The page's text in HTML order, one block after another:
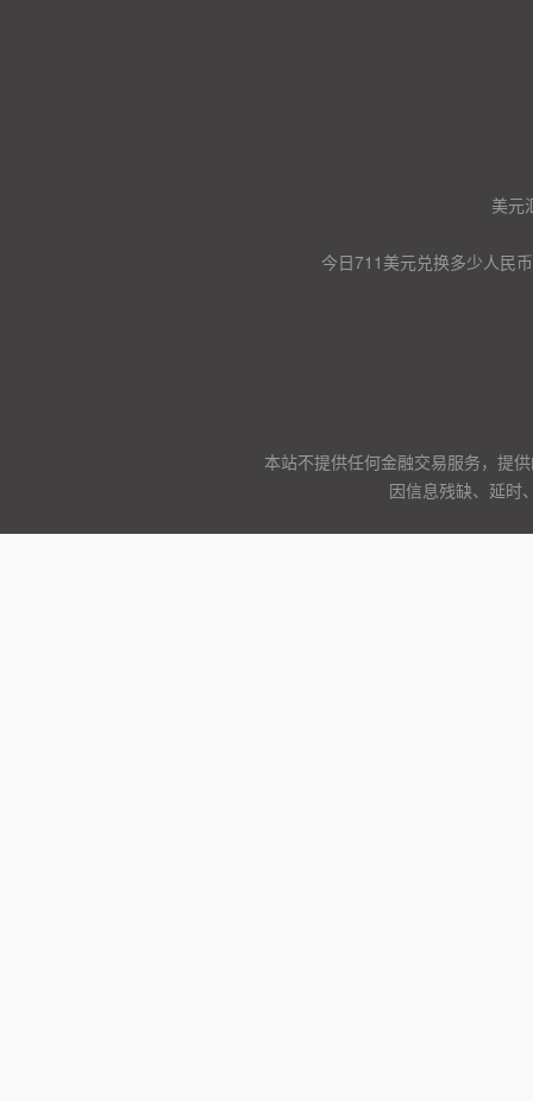
美元
今日711美元兑换多少人民
本站不提供任何金融交易服务，提
因信息残缺、延时